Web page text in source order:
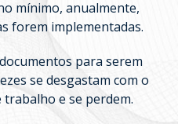
mínimo, anualmente,
forem implementadas.
para serem
se desgastam com o
trabalho e se perdem.